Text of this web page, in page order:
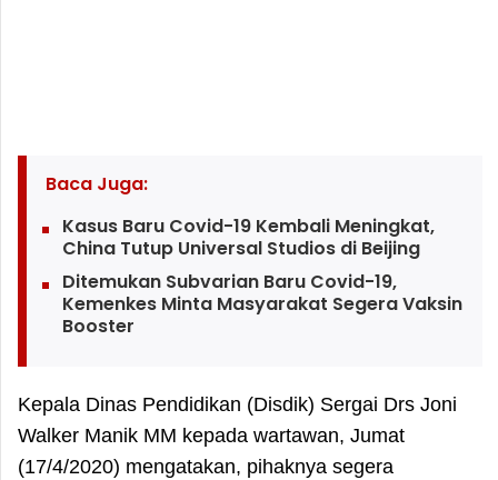
Baca Juga:
Kasus Baru Covid-19 Kembali Meningkat,
China Tutup Universal Studios di Beijing
Ditemukan Subvarian Baru Covid-19,
Kemenkes Minta Masyarakat Segera Vaksin
Booster
Kepala Dinas Pendidikan (Disdik) Sergai Drs Joni
Walker Manik MM kepada wartawan, Jumat
(17/4/2020) mengatakan, pihaknya segera